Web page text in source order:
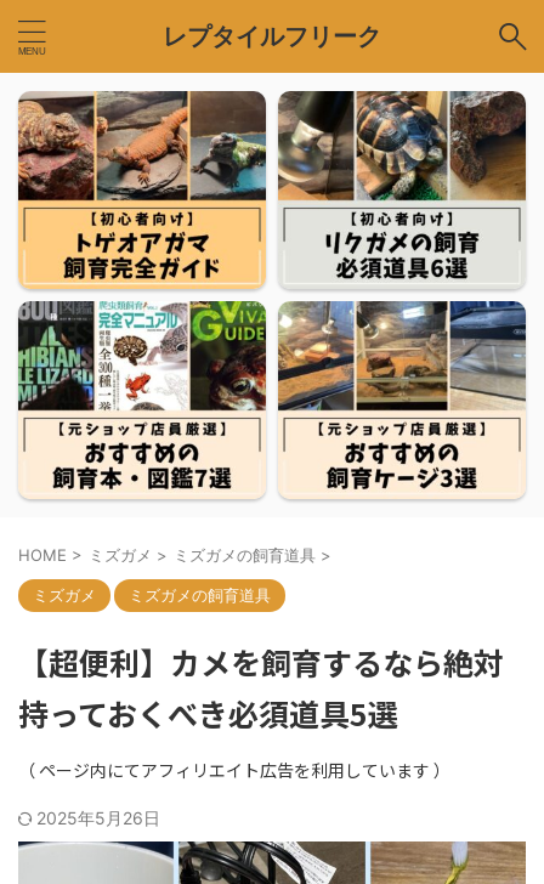
レプタイルフリーク
HOME > ミズガメ > ミズガメの飼育道具 >
ミズガメ ミズガメの飼育道具
【超便利】カメを飼育するなら絶対
持っておくべき必須道具5選
2025年5月26日